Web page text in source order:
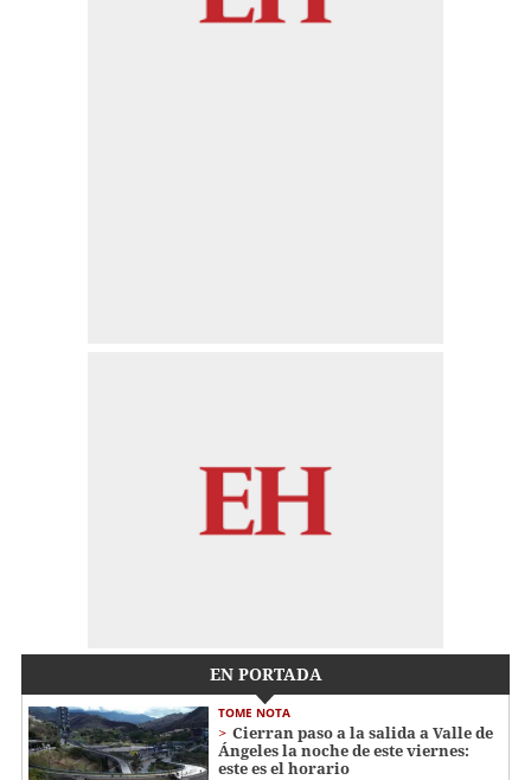
EN PORTADA
TOME NOTA
Cierran paso a la salida a Valle de
Ángeles la noche de este viernes:
este es el horario